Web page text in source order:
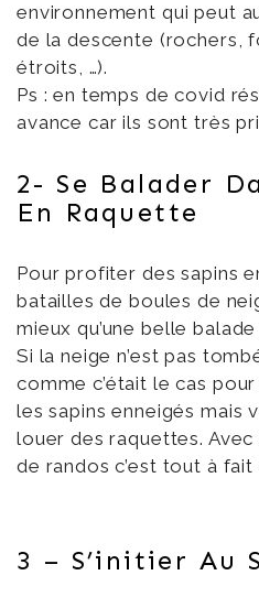
environnement qui peut
de la descente (rochers,
étroits, …).
Ps : en temps de covid
avance car ils sont très
2- Se Balader
En Raquette
Pour profiter des sapins
batailles de boules de
mieux qu’une belle
Si la neige n’est pas
comme c’était le cas pour
les sapins enneigés mais
louer des raquettes. Avec
de randos c’est tout à fait
3 – S’initier Au